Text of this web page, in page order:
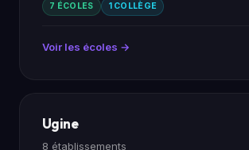
7 ÉCOLES 1 COLLÈGE
Voir les écoles →
Ugine
8 établissements